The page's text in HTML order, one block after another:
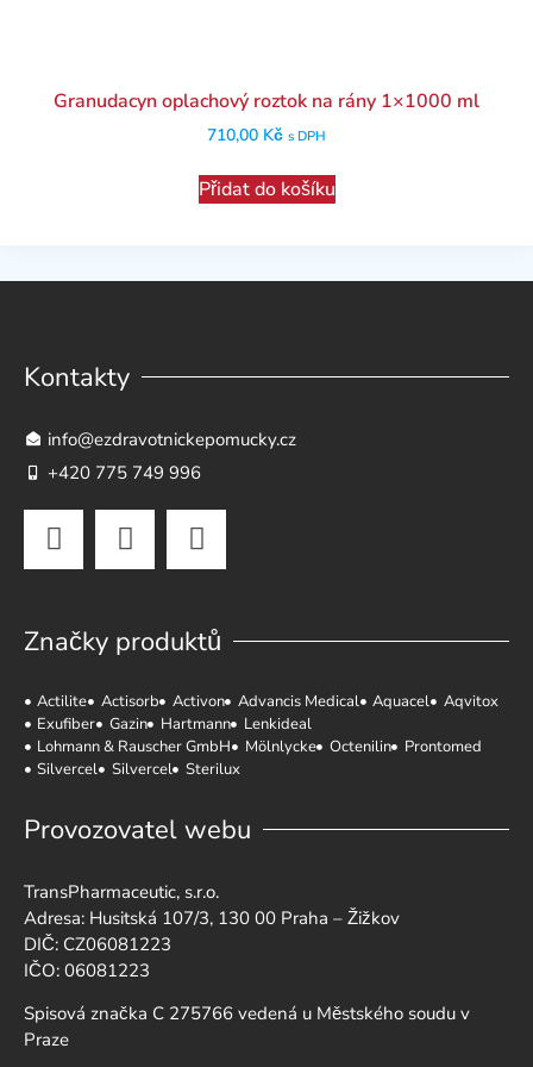
Granudacyn oplachový roztok na rány 1×1000 ml
710,00 Kč s DPH
Přidat do košíku
Kontakty
info@ezdravotnickepomucky.cz
+420 775 749 996
Značky produktů
Actilite Actisorb Activon Advancis Medical Aquacel
Aqvitox
Exufiber
Gazin Hartmann
Lenkideal
Lohmann & Rauscher GmbH
Mölnlycke Octenilin
Prontomed
Silvercel
Silvercel Sterilux
Provozovatel webu
TransPharmaceutic, s.r.o.
Adresa: Husitská 107/3, 130 00 Praha – Žižkov
DIČ: CZ06081223
IČO: 06081223
Spisová značka C 275766 vedená u Městského soudu v
Praze